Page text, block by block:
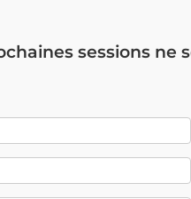
sessions ne